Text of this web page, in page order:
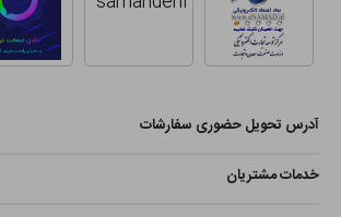
آدرس تحویل حضوری سفارشات
خدمات مشتریان